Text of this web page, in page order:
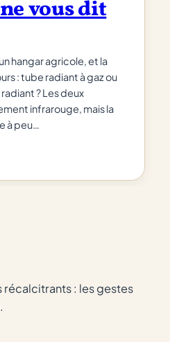
vous dit
hangar agricole, et la
: tube radiant à gaz ou
? Les deux
infrarouge, mais la
à peu…
récalcitrants : les gestes